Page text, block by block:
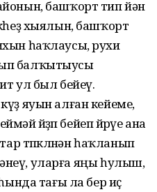
башҡорт тип йән
хыялын, башҡорт
һаҡлаусы, рухи
балҡытыусы
ул был бейеү.
яуын алған кейеме,
йөҙөп бейеп йөрөүе ана
төпкөлөнән һаҡланып
уларға яңы һулыш,
тағы ла бер иҫ